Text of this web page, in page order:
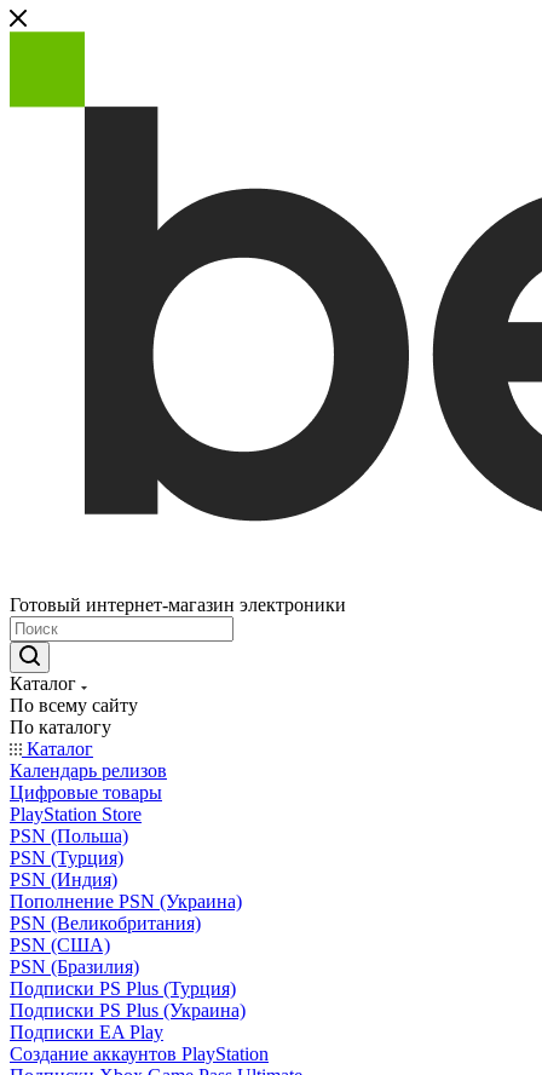
Готовый интернет-магазин электроники
Каталог
По всему сайту
По каталогу
Каталог
Календарь релизов
Цифровые товары
PlayStation Store
PSN (Польша)
PSN (Турция)
PSN (Индия)
Пополнение PSN (Украина)
PSN (Великобритания)
PSN (США)
PSN (Бразилия)
Подписки PS Plus (Турция)
Подписки PS Plus (Украина)
Подписки EA Play
Создание аккаунтов PlayStation